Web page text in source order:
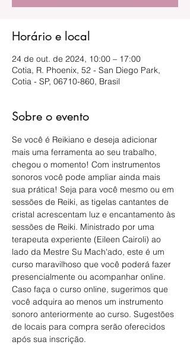
Horário e local
24 de out. de 2024, 10:00 – 17:00
Cotia, R. Phoenix, 52 - San Diego Park,
Cotia - SP, 06710-860, Brasil
Sobre o evento
Se você é Reikiano e deseja adicionar
mais uma ferramenta ao seu trabalho,
chegou o momento! Com instrumentos
sonoros você pode ampliar ainda mais
sua prática! Seja para você mesmo ou em
sessões de Reiki, as tigelas cantantes de
cristal acrescentam luz e encantamento às
sessões de Reiki. Ministrado por uma
terapeuta experiente (Eileen Cairoli) ao
lado da Mestre Su Mach'ado, este é um
curso maravilhoso que você poderá fazer
presencialmente ou acompanhar online.
Caso faça o curso online, sugerimos que
você adquira ao menos um instrumento
sonoro anteriormente ao curso. Sugestões
de locais para compra serão oferecidos
após sua inscrição.